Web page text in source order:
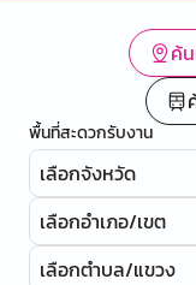
ค้
พื้นที่สะดวกรับงาน
เลือกจังหวัด
เลือกอำเภอ/เขต
เลือกตำบล/แขวง